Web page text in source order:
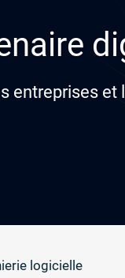
entreprises
logicielle